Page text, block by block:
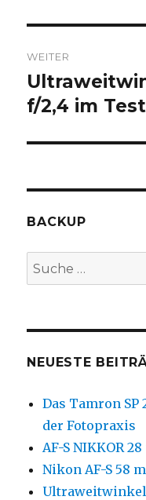
WEITER
Nächster
Beitrag:
f/2,4 im
BACKUP
Suche
nach:
NEUESTE
Das Tamron SP
der Fotopraxis
AF-S NIKKOR 28
Nikon AF-S 58
Ultraweitwinkel